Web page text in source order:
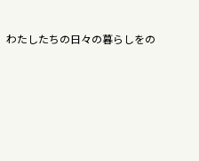
わたしたちの日々の暮らしをの